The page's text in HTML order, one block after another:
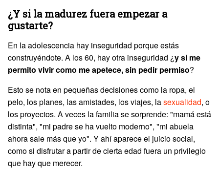
¿Y si la madurez fuera empezar a
gustarte?
En la adolescencia hay inseguridad porque estás
construyéndote. A los 60, hay otra inseguridad ¿y si me
permito vivir como me apetece, sin pedir permiso?
Esto se nota en pequeñas decisiones como la ropa, el
pelo, los planes, las amistades, los viajes, lasexualidad, o
los proyectos. A veces la familia se sorprende: "mamá está
distinta", "mi padre se ha vuelto moderno", "mi abuela
ahora sale más que yo". Y ahí aparece el juicio social,
como si disfrutar a partir de cierta edad fuera un privilegio
que hay que merecer.